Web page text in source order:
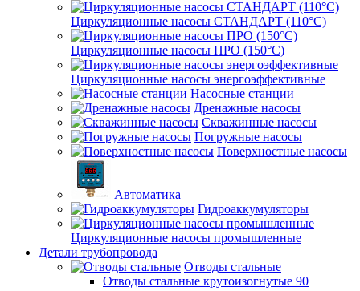
Циркуляционные насосы СТАНДАРТ (110°C)
Циркуляционные насосы ПРО (150°C)
Циркуляционные насосы энергоэффективные
Насосные станции
Дренажные насосы
Скважинные насосы
Погружные насосы
Поверхностные насосы
Автоматика
Гидроаккумуляторы
Циркуляционные насосы промышленные
Детали трубопровода
Отводы стальные
Отводы стальные крутоизогнутые 90